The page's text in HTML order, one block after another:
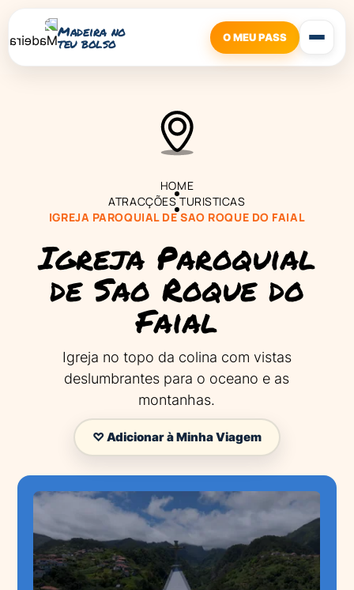
Madeira no
teu bolso O MEU PASS
HOME
ATRACÇÕES TURISTICAS
IGREJA PAROQUIAL DE SAO ROQUE DO FAIAL
Igreja Paroquial
de Sao Roque do
Faial
Igreja no topo da colina com vistas
deslumbrantes para o oceano e as
montanhas.
♡ Adicionar à Minha Viagem